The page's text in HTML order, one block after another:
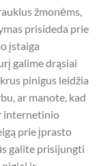
žmonėms,
prisideda prie
įstaiga
galime drąsiai
pinigus leidžia
ar manote, kad
internetinio
prie įprasto
galite prisijungti